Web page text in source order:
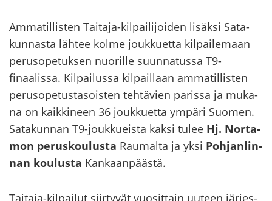
Am­ma­til­lis­ten Taitaja-​kilpailijoiden li­säk­si Sa­ta­
kun­nas­ta läh­tee kolme jouk­kuet­ta kil­pai­le­maan
pe­rus­o­pe­tuk­sen nuo­ril­le suun­na­tus­sa T9-​
finaalissa. Kil­pai­lus­sa kil­pail­laan am­ma­til­lis­ten
pe­rus­o­pe­tus­ta­sois­ten teh­tä­vien pa­ris­sa ja mu­ka­
na on kaik­ki­neen 36 jouk­kuet­ta ym­pä­ri Suo­men.
Sa­ta­kun­nan T9-​joukkueista kaksi tulee Hj. Nor­ta­
mon pe­rus­kou­lus­ta Rau­mal­ta ja yksi Poh­jan­lin­
nan kou­lus­ta Kan­kaan­pääs­tä.